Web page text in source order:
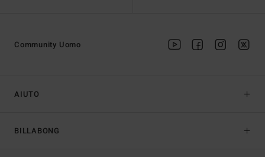
AIUTO
BILLABONG
Community Uomo